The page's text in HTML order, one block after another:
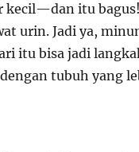
kecil—dan itu
urin. Jadi ya,
itu bisa jadi
tubuh yang